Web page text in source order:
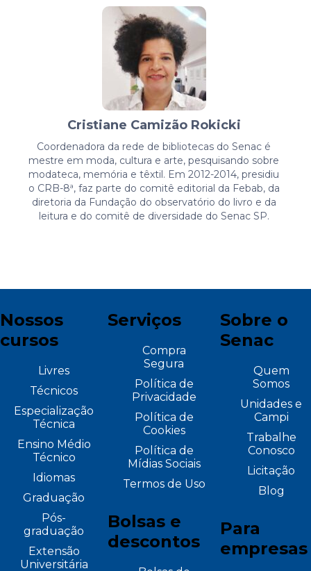
Cristiane Camizão Rokicki
Coordenadora da rede de bibliotecas do Senac é
mestre em moda, cultura e arte, pesquisando sobre
modateca, memória e têxtil. Em 2012-2014, presidiu
o CRB-8ª, faz parte do comitê editorial da Febab, da
diretoria da Fundação do observatório do livro e da
leitura e do comitê de diversidade do Senac SP.
Nossos
cursos
Livres
Técnicos
Especialização
Técnica
Ensino Médio
Técnico
Idiomas
Graduação
Pós-
graduação
Extensão
Universitária
Serviços
Compra
Segura
Política de
Privacidade
Política de
Cookies
Política de
Mídias Sociais
Termos de Uso
Bolsas e
descontos
Sobre o
Senac
Quem
Somos
Unidades e
Campi
Trabalhe
Conosco
Licitação
Blog
Para
empresas